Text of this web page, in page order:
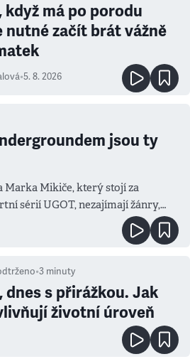
když má po porodu
nutné začít brát vážně
•5. 8. 2026
jsou ty
Mikiče, který stojí za
sérií UGOT, nezajímají žánry,
•3 minuty
dnes s přirážkou. Jak
životní úroveň